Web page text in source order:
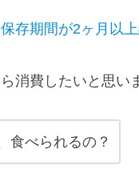
保存期間が2ヶ月以
消費したいと思い
食べられるの？